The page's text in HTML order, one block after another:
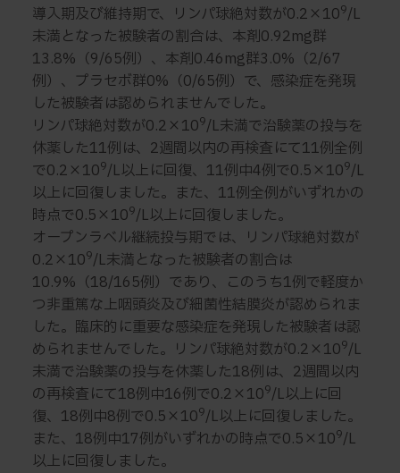
導入期及び維持期で、リンパ球絶対数が0.2×109/L
未満となった被験者の割合は、本剤0.92mg群
13.8%（9/65例）、本剤0.46mg群3.0%（2/67
例）、プラセボ群0%（0/65例）で、感染症を発現
した被験者は認められませんでした。
リンパ球絶対数が0.2×109/L未満で治験薬の投与を
休薬した11例は、2週間以内の再検査にて11例全例
で0.2×109/L以上に回復、11例中4例で0.5×109/L
以上に回復しました。また、11例全例がいずれかの
時点で0.5×109/L以上に回復しました。
オープンラベル継続投与期では、リンパ球絶対数が
0.2×109/L未満となった被験者の割合は
10.9%（18/165例）であり、このうち1例で軽度か
つ非重篤な上咽頭炎及び細菌性結膜炎が認められま
した。臨床的に重要な感染症を発現した被験者は認
められませんでした。リンパ球絶対数が0.2×109/L
未満で治験薬の投与を休薬した18例は、2週間以内
の再検査にて18例中16例で0.2×109/L以上に回
復、18例中8例で0.5×109/L以上に回復しました。
また、18例中17例がいずれかの時点で0.5×109/L
以上に回復しました。